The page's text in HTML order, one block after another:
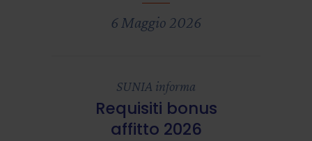
6 Maggio 2026
SUNIA informa
Requisiti bonus
affitto 2026